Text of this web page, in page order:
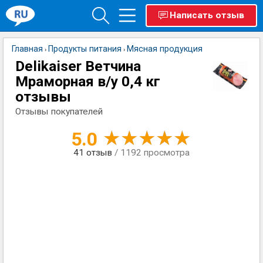
Написать отзыв
Главная › Продукты питания › Мясная продукция
Delikaiser Ветчина
Мраморная в/у 0,4 кг
отзывы
Отзывы покупателей
5.0
41 отзыв / 1192 просмотра